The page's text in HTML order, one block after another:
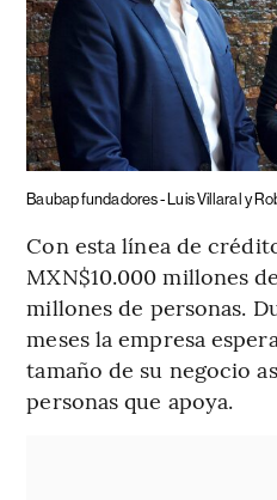
Baubap fundadores - Luis Villaral y
Con esta línea de
MXN$10.000 millones
millones de personas.
meses la empresa
tamaño de su negocio
personas que apoya.